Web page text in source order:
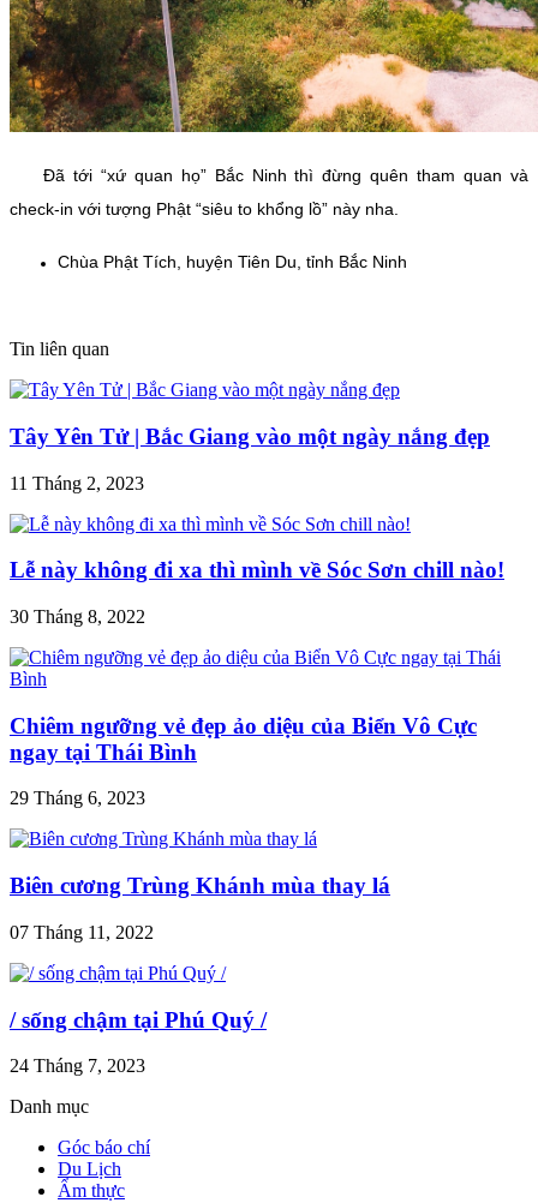
Đã tới “xứ quan họ” Bắc Ninh thì đừng quên tham quan và
check-in với tượng Phật “siêu to khổng lồ” này nha.
Chùa Phật Tích, huyện Tiên Du, tỉnh Bắc Ninh
Tin liên quan
Tây Yên Tử | Bắc Giang vào một ngày nắng đẹp
11 Tháng 2, 2023
Lễ này không đi xa thì mình về Sóc Sơn chill nào!
30 Tháng 8, 2022
Chiêm ngưỡng vẻ đẹp ảo diệu của Biển Vô Cực
ngay tại Thái Bình
29 Tháng 6, 2023
Biên cương Trùng Khánh mùa thay lá
07 Tháng 11, 2022
/ sống chậm tại Phú Quý /
24 Tháng 7, 2023
Danh mục
Góc báo chí
Du Lịch
Ẩm thực